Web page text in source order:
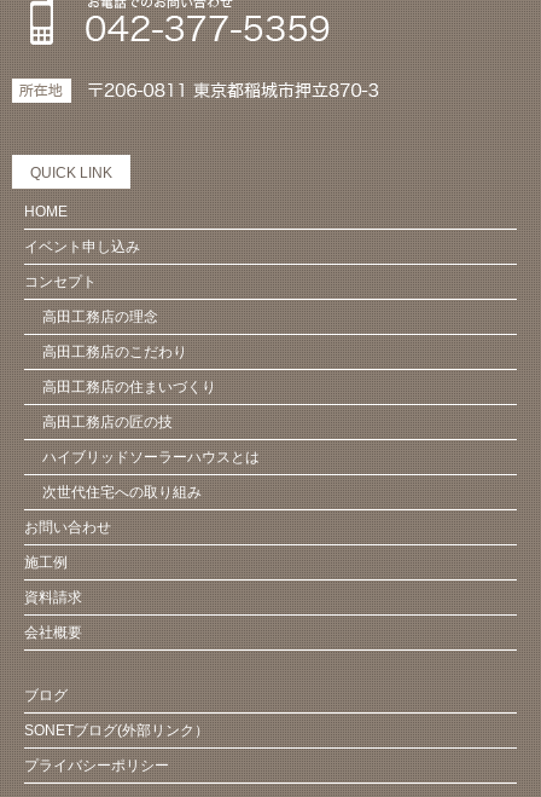
QUICK LINK
HOME
イベント申し込み
コンセプト
高田工務店の理念
高田工務店のこだわり
高田工務店の住まいづくり
高田工務店の匠の技
ハイブリッドソーラーハウスとは
次世代住宅への取り組み
お問い合わせ
施工例
資料請求
会社概要
ブログ
SONETブログ(外部リンク）
プライバシーポリシー